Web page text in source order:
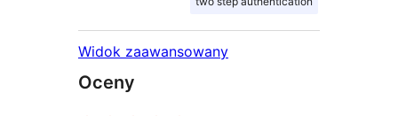
Widok zaawansowany
Oceny